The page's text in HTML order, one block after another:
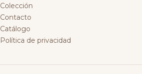
Colección
Contacto
Catálogo
Política de privacidad